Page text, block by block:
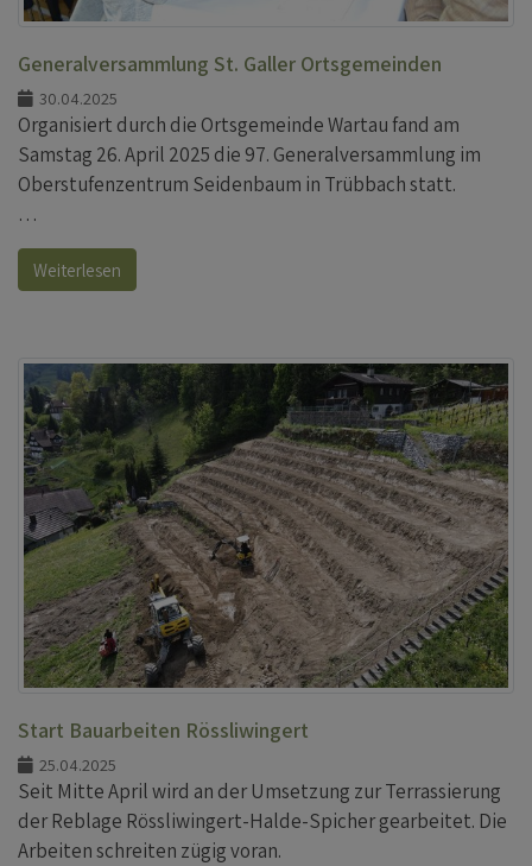
Generalversammlung St. Galler Ortsgemeinden
30.04.2025
Organisiert durch die Ortsgemeinde Wartau fand am
Samstag 26. April 2025 die 97. Generalversammlung im
Oberstufenzentrum Seidenbaum in Trübbach statt.
…
Weiterlesen
Start Bauarbeiten Rössliwingert
25.04.2025
Seit Mitte April wird an der Umsetzung zur Terrassierung
der Reblage Rössliwingert-Halde-Spicher gearbeitet. Die
Arbeiten schreiten zügig voran.